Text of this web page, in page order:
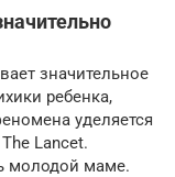
значительное
ребенка,
уделяется
Lancet.
молодой маме.